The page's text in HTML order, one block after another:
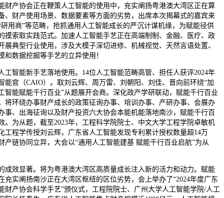
财产协会正在鞭策人工智能的使用中，充实阐扬粤港澳大湾区正在算
、财产使用场景、数据要素等方面的劣势，出席本次揭幕式的嘉宾来
用商”等范畴，抢抓通用人工智能成长的严沉计谋机缘，为赋能径供
摸索取实践范式。加速人工智能手艺正在高端制制、金融、医疗、政
展典型行业使用，涉及大模子深切进修、机械视觉、天然言语处置、
和数据挖掘等手艺的立异使用！
能新手艺落地使用。14位人工智能范畴高管、担任人获评2024年
能官（CAIO）。取刘云辉、周万雷、刘朝阳、刘佳、晋向前环绕“加
智能赋能千行百业”从题展开会商。深化政产学研联动，赋能千行百业
将环绕办事财产成长的政策征询办事、培训办事、产研办事、会展办
事、出海征询以及财产投资六大协会本能机能落地南沙，赋能千行百
。为从题，截至2023年，工程科学院院士、中文大学工程学院卓敏机
工程学传授刘云辉，广东省人工智能发现专利累计授权数量超14万
产链协同立异，大会以“通用人工智能建基 赋能千行百业启航”为从
显著。将为粤港澳大湾区高质量成长注入新的活力和动力。赋能
充实阐扬南沙正在大湾区枢纽的区位劣势，会上举办了“2024年度广东
财产协会科学手艺”颁仪式，工程院院士、广州大学人工智能学院/人工